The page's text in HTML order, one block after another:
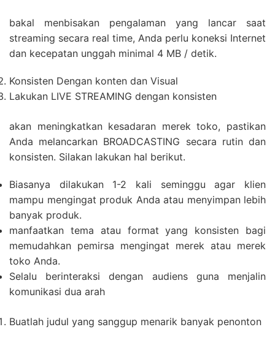
bakal menbisakan pengalaman yang lancar saat
streaming secara real time, Anda perlu koneksi Internet
dan kecepatan unggah minimal 4 MB / detik.
Konsisten Dengan konten dan Visual
Lakukan LIVE STREAMING dengan konsisten
akan meningkatkan kesadaran merek toko, pastikan
Anda melancarkan BROADCASTING secara rutin dan
konsisten. Silakan lakukan hal berikut.
Biasanya dilakukan 1-2 kali seminggu agar klien
mampu mengingat produk Anda atau menyimpan lebih
banyak produk.
manfaatkan tema atau format yang konsisten bagi
memudahkan pemirsa mengingat merek atau merek
toko Anda.
Selalu berinteraksi dengan audiens guna menjalin
komunikasi dua arah
Buatlah judul yang sanggup menarik banyak penonton